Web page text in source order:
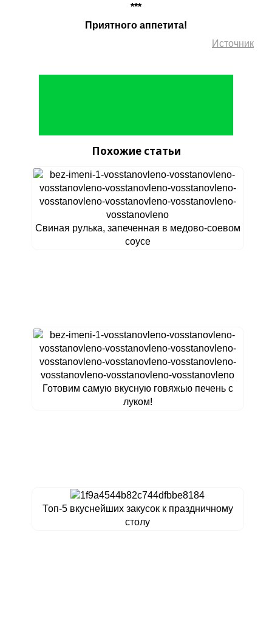
***
Приятного аппетита!
Источник
Похожие статьи
Свиная рулька, запеченная в медово-соевом
соусе
Готовим самую вкусную говяжью печень с
луком!
Топ-5 вкуснейших закусок к праздничному
столу